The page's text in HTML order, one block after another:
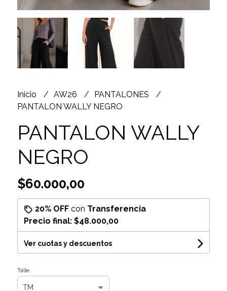
Inicio AW26
PANTALONES
PANTALON WALLY NEGRO
PANTALON WALLY
NEGRO
$60.000,00
20% OFFcon Transferencia
Precio final: $48.000,00
Ver cuotas y descuentos
Talle